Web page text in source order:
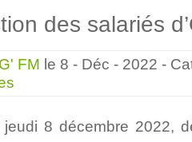
des salariés
FM le 8 - Déc - 2022 -
8 décembre 2022,